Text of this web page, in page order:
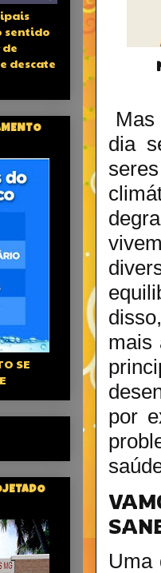
dia
mais
por
Uma
sentido
descate
SE